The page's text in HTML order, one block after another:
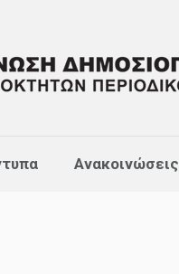
Ανακοινώσεις